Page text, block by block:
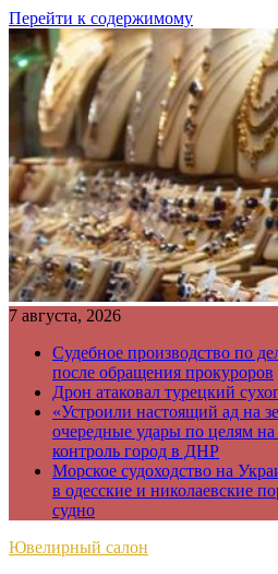
Перейти к содержимому
7 августа, 2026
Судебное производство по
после обращения прокуроров
Дрон атаковал турецкий
«Устроили настоящий ад на
очередные удары по целям
контроль город в ДНР
Морское судоходство на
в одесские и николаевские
судно
Ювелирный салон